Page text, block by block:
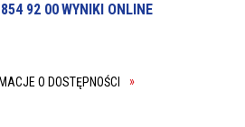
92 00WYNIKI ONLINE
O DOSTĘPNOŚCI